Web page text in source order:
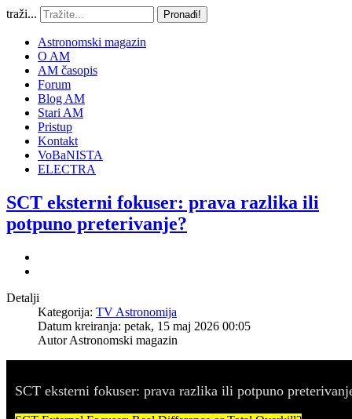
traži... Pronađi!
Astronomski magazin
O AM
AM časopis
Forum
Blog AM
Stari AM
Pristup
Kontakt
VoBaNISTA
ELECTRA
SCT eksterni fokuser: prava razlika ili
potpuno preterivanje?
Detalji
Kategorija: TV Astronomija
Datum kreiranja: petak, 15 maj 2026 00:05
AutorAstronomski magazin
SCT eksterni fokuser: prava razlika ili potpuno